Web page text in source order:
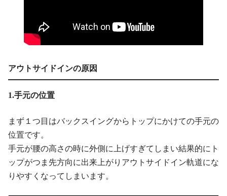
アウトサイドインの原因
1.手元の位置
まず１つ目はバックスイングからトップにかけての手元の
位置です。
手元が腰の高さの時に外側に上げすぎてしまい結果的にト
ップがつま先方向に出来上がりアウトサイドイン軌道にな
りやすくなってしまいます。